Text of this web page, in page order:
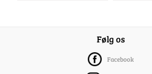
Følg os
Facebook